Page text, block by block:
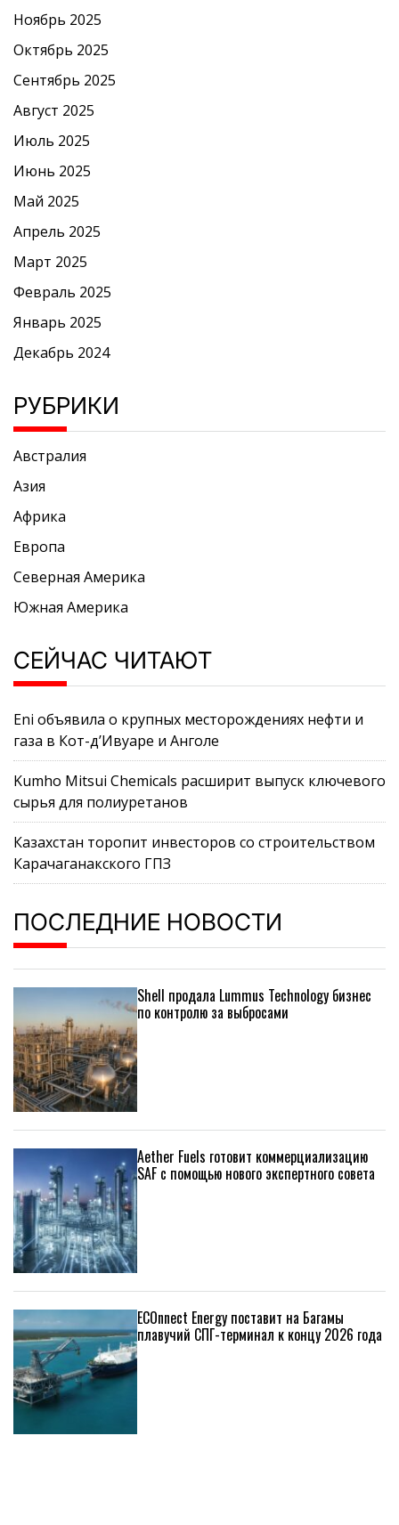
Ноябрь 2025
Октябрь 2025
Сентябрь 2025
Август 2025
Июль 2025
Июнь 2025
Май 2025
Апрель 2025
Март 2025
Февраль 2025
Январь 2025
Декабрь 2024
РУБРИКИ
Австралия
Азия
Африка
Европа
Северная Америка
Южная Америка
СЕЙЧАС ЧИТАЮТ
Eni объявила о крупных месторождениях нефти и
газа в Кот-д’Ивуаре и Анголе
Kumho Mitsui Chemicals расширит выпуск ключевого
сырья для полиуретанов
Казахстан торопит инвесторов со строительством
Карачаганакского ГПЗ
ПОСЛЕДНИЕ НОВОСТИ
Shell продала Lummus Technology бизнес
по контролю за выбросами
Aether Fuels готовит коммерциализацию
SAF с помощью нового экспертного совета
ECOnnect Energy поставит на Багамы
плавучий СПГ-терминал к концу 2026 года